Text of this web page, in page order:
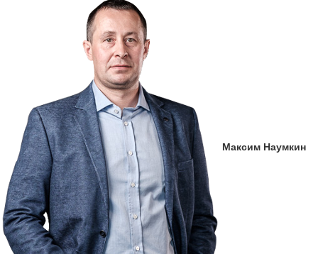
Максим Наумкин